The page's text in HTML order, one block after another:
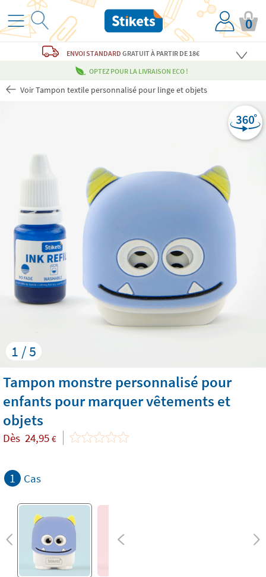
0
ENVOI STANDARDGRATUITÀ PARTIR DE 18€
OPTEZ POUR LA LIVRAISON ECO !
Voir Tampon textile personnalisé pour linge et objets
1 / 5
Tampon monstre personnalisé pour
enfants pour marquer vêtements et
objets
Dès 24,95 €
1 Cas